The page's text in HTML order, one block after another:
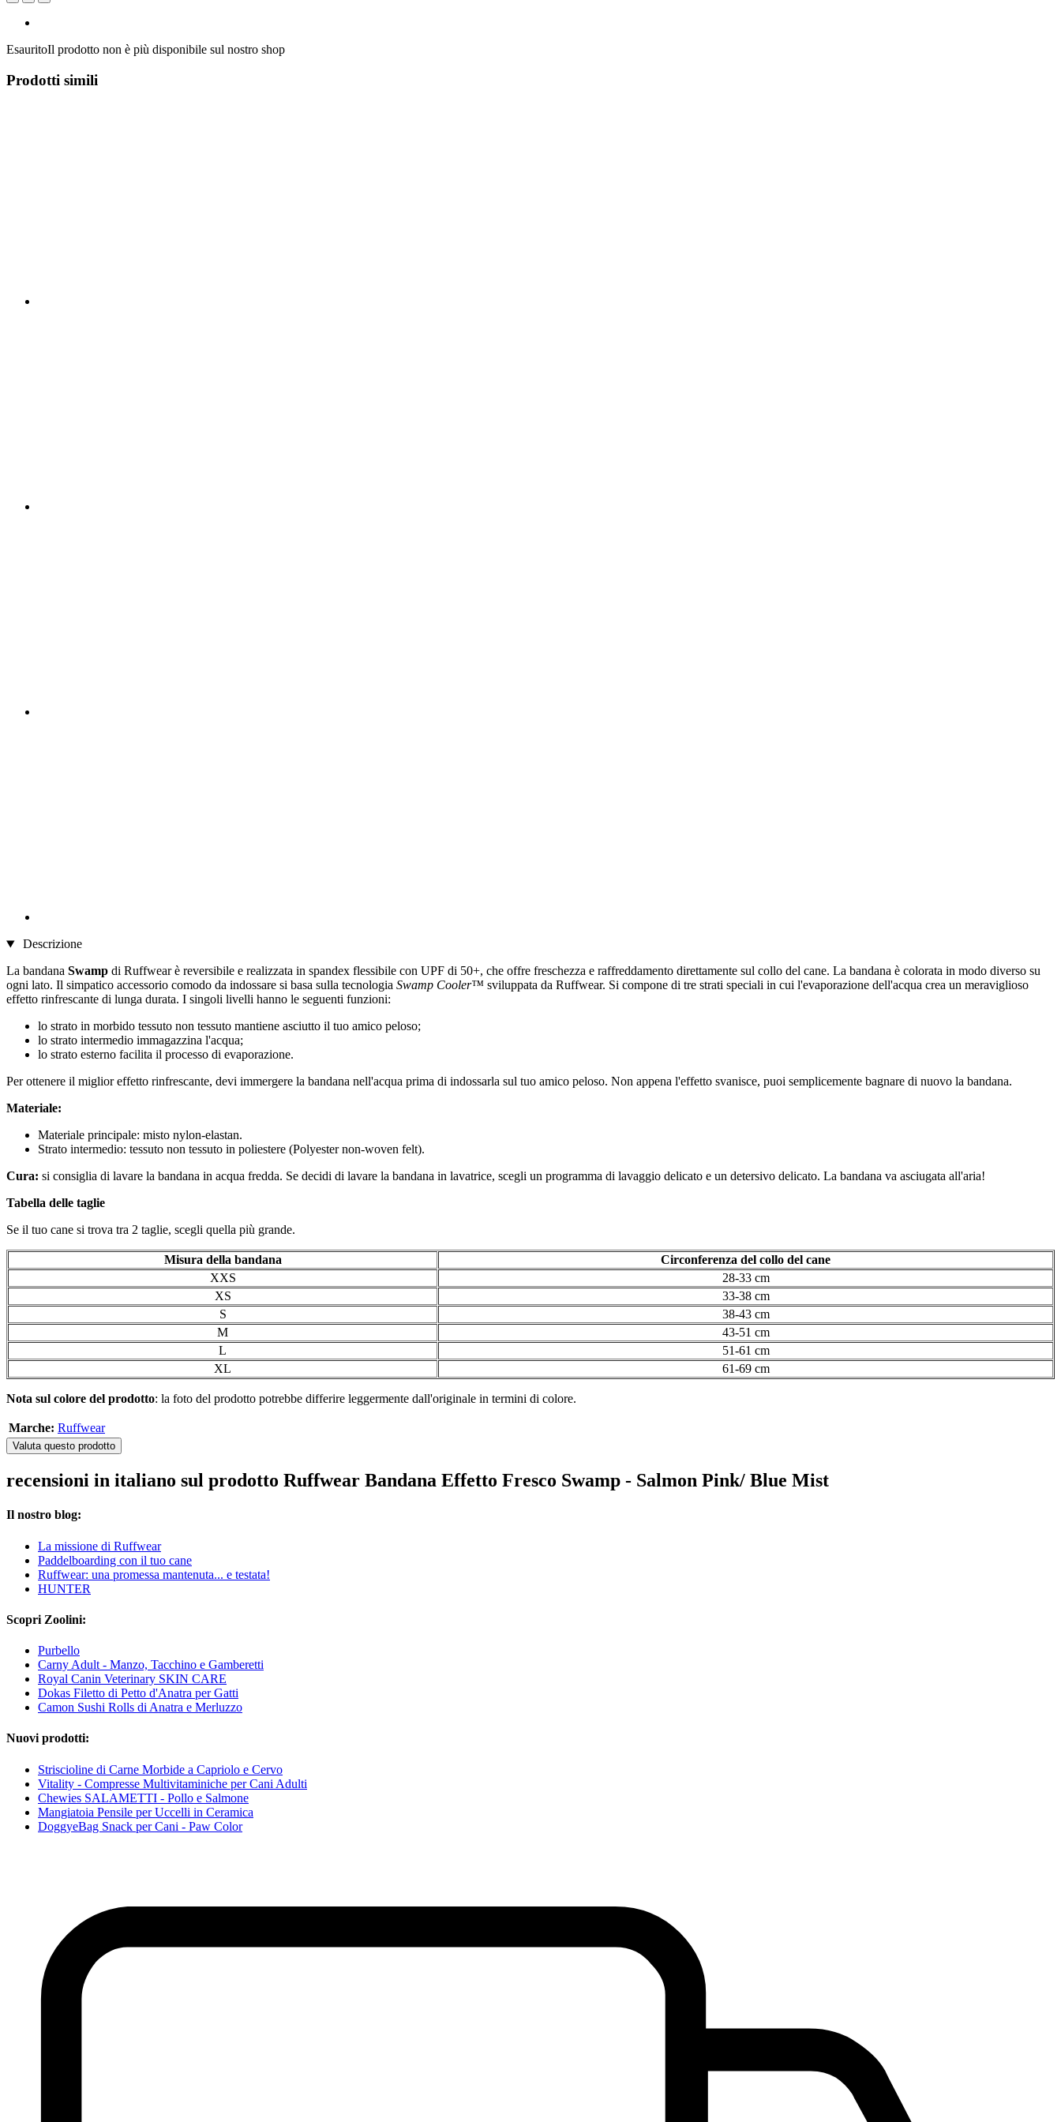
EsauritoIl prodotto non è più disponibile sul nostro shop
Prodotti simili
Descrizione
La bandana Swamp di Ruffwear è reversibile e realizzata in spandex flessibile con UPF di 50+, che offre freschezza e raffreddamento direttamente sul collo del cane. La bandana è colorata in modo diverso su
ogni lato. Il simpatico accessorio comodo da indossare si basa sulla tecnologia Swamp Cooler™ sviluppata da Ruffwear. Si compone di tre strati speciali in cui l'evaporazione dell'acqua crea un meraviglioso
effetto rinfrescante di lunga durata. I singoli livelli hanno le seguenti funzioni:
lo strato in morbido tessuto non tessuto mantiene asciutto il tuo amico peloso;
lo strato intermedio immagazzina l'acqua;
lo strato esterno facilita il processo di evaporazione.
Per ottenere il miglior effetto rinfrescante, devi immergere la bandana nell'acqua prima di indossarla sul tuo amico peloso. Non appena l'effetto svanisce, puoi semplicemente bagnare di nuovo la bandana.
Materiale:
Materiale principale: misto nylon-elastan.
Strato intermedio: tessuto non tessuto in poliestere (Polyester non-woven felt).
Cura: si consiglia di lavare la bandana in acqua fredda. Se decidi di lavare la bandana in lavatrice, scegli un programma di lavaggio delicato e un detersivo delicato. La bandana va asciugata all'aria!
Tabella delle taglie
Se il tuo cane si trova tra 2 taglie, scegli quella più grande.
Misura della bandana
Circonferenza del collo del cane
XXS
28-33 cm
XS
33-38 cm
S
38-43 cm
M
43-51 cm
L
51-61 cm
XL
61-69 cm
Nota sul colore del prodotto: la foto del prodotto potrebbe differire leggermente dall'originale in termini di colore.
Marche: Ruffwear
Valuta questo prodotto
recensioni in italiano sul prodotto Ruffwear Bandana Effetto Fresco Swamp - Salmon Pink/ Blue Mist
Il nostro blog:
La missione di Ruffwear
Paddelboarding con il tuo cane
Ruffwear: una promessa mantenuta... e testata!
HUNTER
Scopri Zoolini:
Purbello
Carny Adult - Manzo, Tacchino e Gamberetti
Royal Canin Veterinary SKIN CARE
Dokas Filetto di Petto d'Anatra per Gatti
Camon Sushi Rolls di Anatra e Merluzzo
Nuovi prodotti:
Striscioline di Carne Morbide a Capriolo e Cervo
Vitality - Compresse Multivitaminiche per Cani Adulti
Chewies SALAMETTI - Pollo e Salmone
Mangiatoia Pensile per Uccelli in Ceramica
DoggyeBag Snack per Cani - Paw Color